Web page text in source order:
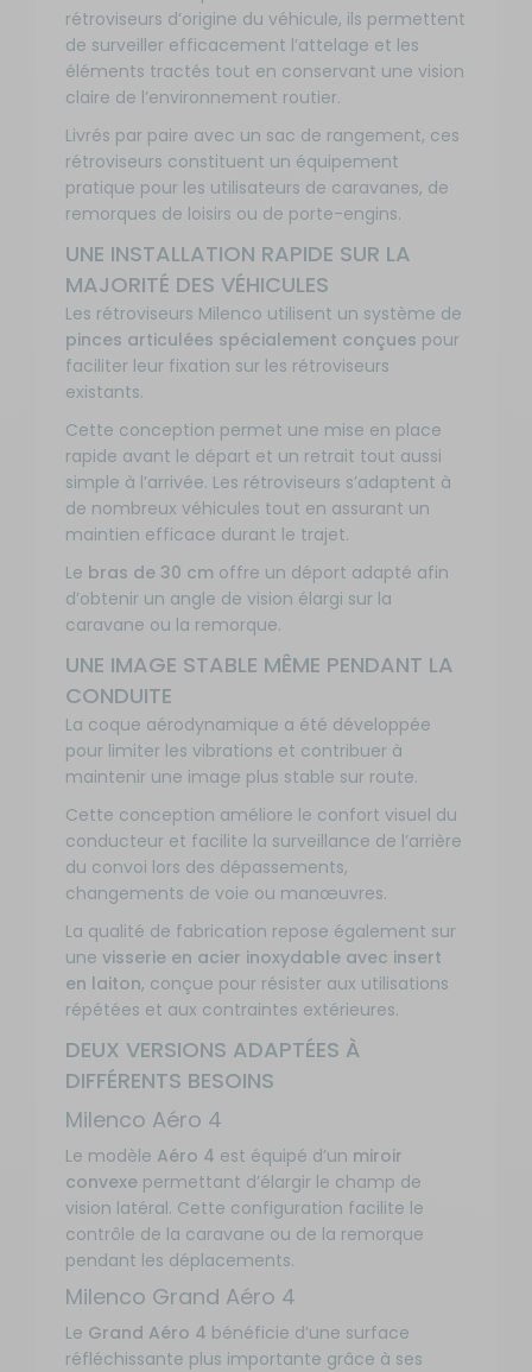
rétroviseurs d’origine du véhicule, ils permettent
de surveiller efficacement l’attelage et les
éléments tractés tout en conservant une vision
claire de l’environnement routier.
Livrés par paire avec un sac de rangement, ces
rétroviseurs constituent un équipement
pratique pour les utilisateurs de caravanes, de
remorques de loisirs ou de porte-engins.
UNE INSTALLATION RAPIDE SUR LA
MAJORITÉ DES VÉHICULES
Les rétroviseurs Milenco utilisent un système de
pinces articulées spécialement conçues pour
faciliter leur fixation sur les rétroviseurs
existants.
Cette conception permet une mise en place
rapide avant le départ et un retrait tout aussi
simple à l’arrivée. Les rétroviseurs s’adaptent à
de nombreux véhicules tout en assurant un
maintien efficace durant le trajet.
Le bras de 30 cm offre un déport adapté afin
d’obtenir un angle de vision élargi sur la
caravane ou la remorque.
UNE IMAGE STABLE MÊME PENDANT LA
CONDUITE
La coque aérodynamique a été développée
pour limiter les vibrations et contribuer à
maintenir une image plus stable sur route.
Cette conception améliore le confort visuel du
conducteur et facilite la surveillance de l’arrière
du convoi lors des dépassements,
changements de voie ou manœuvres.
La qualité de fabrication repose également sur
une visserie en acier inoxydable avec insert
en laiton, conçue pour résister aux utilisations
répétées et aux contraintes extérieures.
DEUX VERSIONS ADAPTÉES À
DIFFÉRENTS BESOINS
Milenco Aéro 4
Le modèle Aéro 4 est équipé d’un miroir
convexe permettant d’élargir le champ de
vision latéral. Cette configuration facilite le
contrôle de la caravane ou de la remorque
pendant les déplacements.
Milenco Grand Aéro 4
Le Grand Aéro 4 bénéficie d’une surface
réfléchissante plus importante grâce à ses